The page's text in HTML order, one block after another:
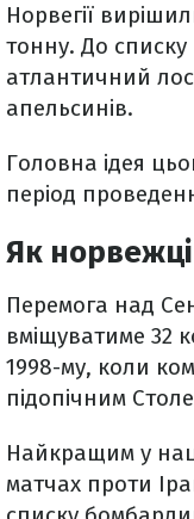
Норвегії
тонну. До списку
атлантичний
апельсинів.
Головна ідея
період
Як
Перемога над
вміщуватиме 32
1998-му, коли
підопічним
Найкращим у
матчах проти